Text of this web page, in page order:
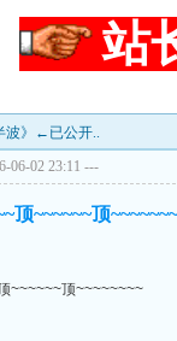
站
波》←已公开..
06-02 23:11 ---
顶~~~~~~顶
~~~~~~顶~~~~~~~~